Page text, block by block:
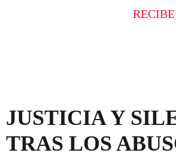
JUSTICIA Y
TRAS LOS